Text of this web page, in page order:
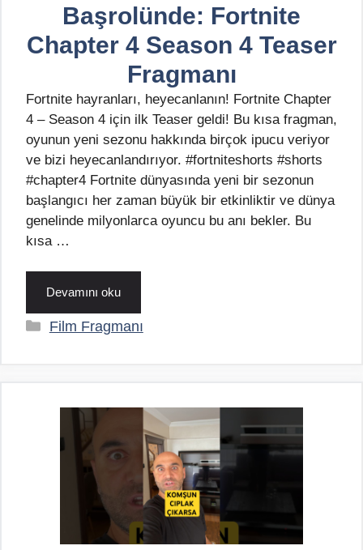
Başrolünde: Fortnite
Chapter 4 Season 4 Teaser
Fragmanı
Fortnite hayranları, heyecanlanın! Fortnite Chapter
4 – Season 4 için ilk Teaser geldi! Bu kısa fragman,
oyunun yeni sezonu hakkında birçok ipucu veriyor
ve bizi heyecanlandırıyor. #fortniteshorts #shorts
#chapter4 Fortnite dünyasında yeni bir sezonun
başlangıcı her zaman büyük bir etkinliktir ve dünya
genelinde milyonlarca oyuncu bu anı bekler. Bu
kısa …
Devamını oku
Kategoriler
Film Fragmanı